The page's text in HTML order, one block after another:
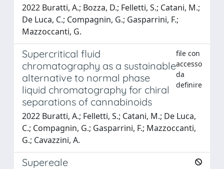
2022 Buratti, A.; Bozza, D.; Felletti, S.; Catani, M.;
De Luca, C.; Compagnin, G.; Gasparrini, F.;
Mazzoccanti, G.
Supercritical fluid
chromatography as a sustainable
alternative to normal phase
liquid chromatography for chiral
separations of cannabinoids
file con
accesso
da
definire
2022 Buratti, A.; Felletti, S.; Catani, M.; De Luca,
C.; Compagnin, G.; Gasparrini, F.; Mazzoccanti,
G.; Cavazzini, A.
Supereale